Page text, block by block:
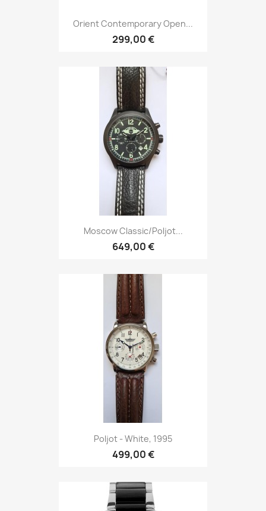
Orient Contemporary Open...
299,00 €
Moscow Classic/Poljot...
649,00 €
Poljot - White, 1995
499,00 €